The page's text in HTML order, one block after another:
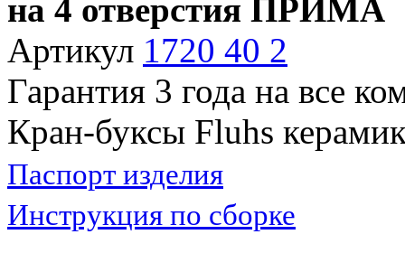
на 4 отверстия ПРИМА
Артикул 1720 40 2
Гарантия 3 года на все
Кран-буксы Fluhs
Паспорт изделия
Инструкция по сборке